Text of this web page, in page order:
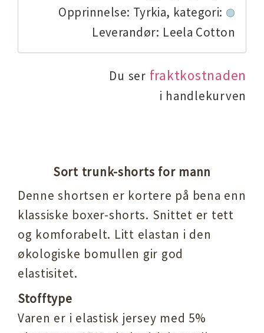
Opprinnelse: Tyrkia, kategori:
Leverandør: Leela Cotton
Du ser fraktkostnaden
i handlekurven
Sort trunk-shorts for mann
Denne shortsen er kortere på bena enn
klassiske boxer-shorts. Snittet er tett
og komforabelt. Litt elastan i den
økologiske bomullen gir god
elastisitet.
Stofftype
Varen er i elastisk jersey med 5%